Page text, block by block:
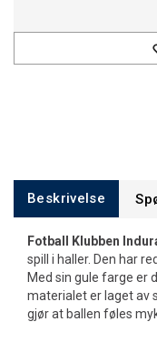
Beskrivelse
Fotball Klubben
spill i haller. Den har
Med sin gule farge er
materialet er laget av
gjør at ballen føles